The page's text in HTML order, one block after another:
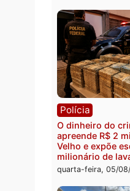
Política
Jônatas
convenção e
candidato a
pelo
quarta-feira,